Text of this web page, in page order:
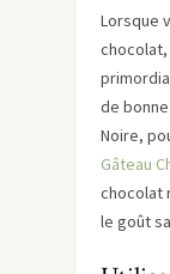
Lorsque
de
Noire,
Gâteau
chocolat
le goût